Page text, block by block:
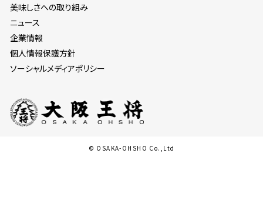
美味しさへの取り組み
ニュース
企業情報
個人情報保護方針
ソーシャルメディアポリシー
© OSAKA-OHSHO Co.,Ltd